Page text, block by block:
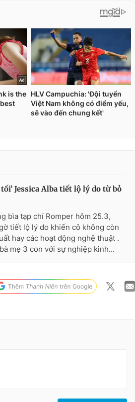
Jessica Alba tiết lộ lý do từ bỏ
bìa tạp chí Romper hôm 25.3,
tiết lộ lý do khiến cô không còn
hay các hoạt động nghệ thuật .
mẹ 3 con với sự nghiệp kinh...